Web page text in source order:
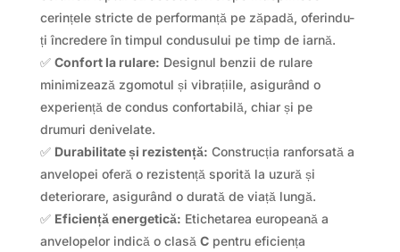
cerințele stricte de performanță pe zăpadă, oferindu-
ți încredere în timpul condusului pe timp de iarnă.
✅ Confort la rulare: Designul benzii de rulare
minimizează zgomotul și vibrațiile, asigurând o
experiență de condus confortabilă, chiar și pe
drumuri denivelate.
✅ Durabilitate și rezistență: Construcția ranforsată a
anvelopei oferă o rezistență sporită la uzură și
deteriorare, asigurând o durată de viață lungă.
✅ Eficiență energetică: Etichetarea europeană a
anvelopelor indică o clasă Cpentru eficiența